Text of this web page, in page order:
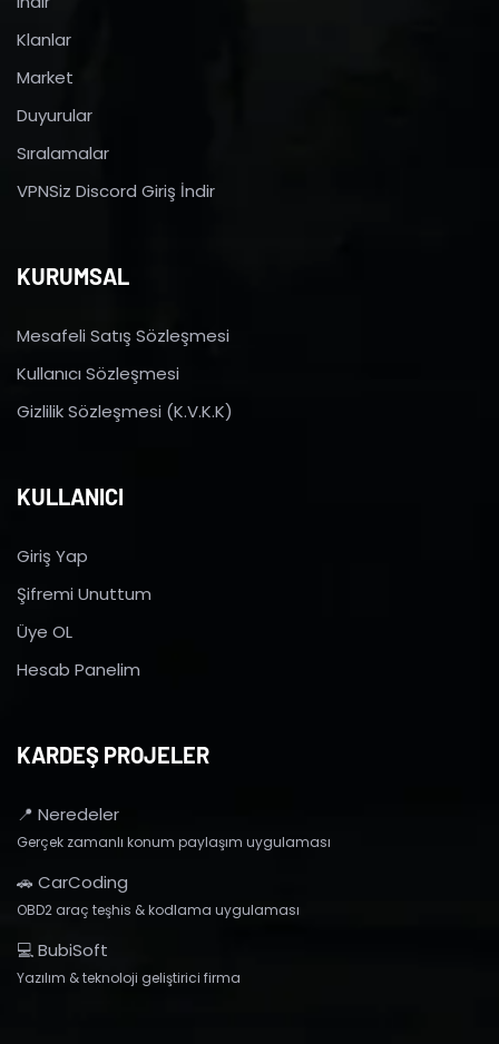
Klanlar
Market
Duyurular
Sıralamalar
VPNSiz Discord Giriş İndir
KURUMSAL
Mesafeli Satış Sözleşmesi
Kullanıcı Sözleşmesi
Gizlilik Sözleşmesi (K.V.K.K)
KULLANICI
Giriş Yap
Şifremi Unuttum
Üye OL
Hesab Panelim
KARDEŞ PROJELER
📍 Neredeler
Gerçek zamanlı konum paylaşım uygulaması
🚗 CarCoding
OBD2 araç teşhis & kodlama uygulaması
💻 BubiSoft
Yazılım & teknoloji geliştirici firma